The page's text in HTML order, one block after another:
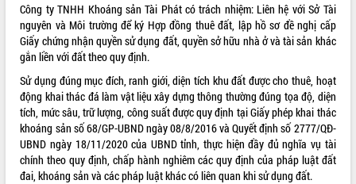
Công ty TNHH Khoáng sản Tài Phát có trách nhiệm: Liên hệ với Sở Tài
nguyên và Môi trường để ký Hợp đồng thuê đất, lập hồ sơ đề nghị cấp
Giấy chứng nhận quyền sử dụng đất, quyền sở hữu nhà ở và tài sản khác
gắn liền với đất theo quy định.
Sử dụng đúng mục đích, ranh giới, diện tích khu đất được cho thuê, hoạt
động khai thác đá làm vật liệu xây dựng thông thường đúng tọa độ, diện
tích, mức sâu, trữ lượng, công suất được quy định tại Giấy phép khai thác
khoáng sản số 68/GP-UBND ngày 08/8/2016 và Quyết định số 2777/QĐ-
UBND ngày 18/11/2020 của UBND tỉnh, thực hiện đầy đủ nghĩa vụ tài
chính theo quy định, chấp hành nghiêm các quy định của pháp luật đất
đai, khoáng sản và các pháp luật khác có liên quan khi sử dụng đất.